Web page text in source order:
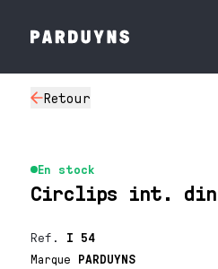
Retour
En stock
Circlips int. din
Ref. I 54
Marque PARDUYNS